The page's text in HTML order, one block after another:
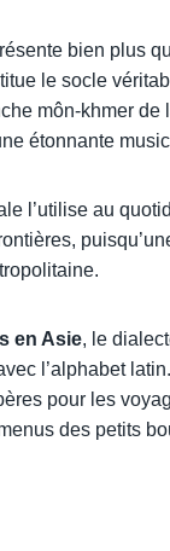
bien plus
le socle
môn-khmer
étonnante
l’utilise au
en Asie, le
l’alphabet
pour les
des petits